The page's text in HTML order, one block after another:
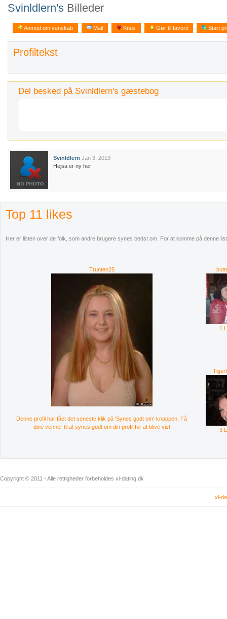
Svinldlern's Billeder
Anmod om venskab Mail Knus Gør til favorit Start
Profiltekst
Del besked på Svinldlern's gæstebog
Svinldlern Jan 3, 2019
Hejsa er ny her
Top 11 likes
Her er listen over de folk, som andre brugere synes bedst om. For at komme på denne
Trunten25
Denne profil har fået det seneste klik på 'Synes godt om'-knappen. Få
dine venner til at synes godt om din profil for at blive vist
1
3
Copyright © 2011 - Alle rettigheder forbeholdes xl-dating.dk
xl-